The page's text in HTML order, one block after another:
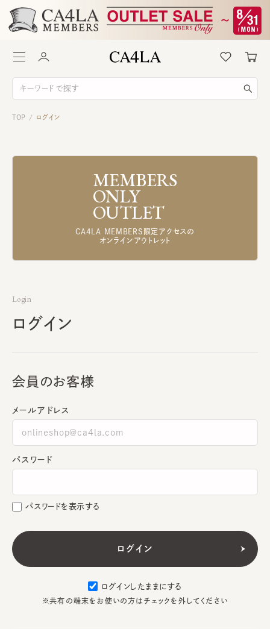
TOP / ログイン
MEMBERS
ONLY
OUTLET
CA4LA MEMBERS限定アクセスの
オンラインアウトレット
Login
ログイン
会員のお客様
メールアドレス
パスワード
パスワードを表示する
ログインしたままにする
※共有の端末をお使いの方はチェックを外してください